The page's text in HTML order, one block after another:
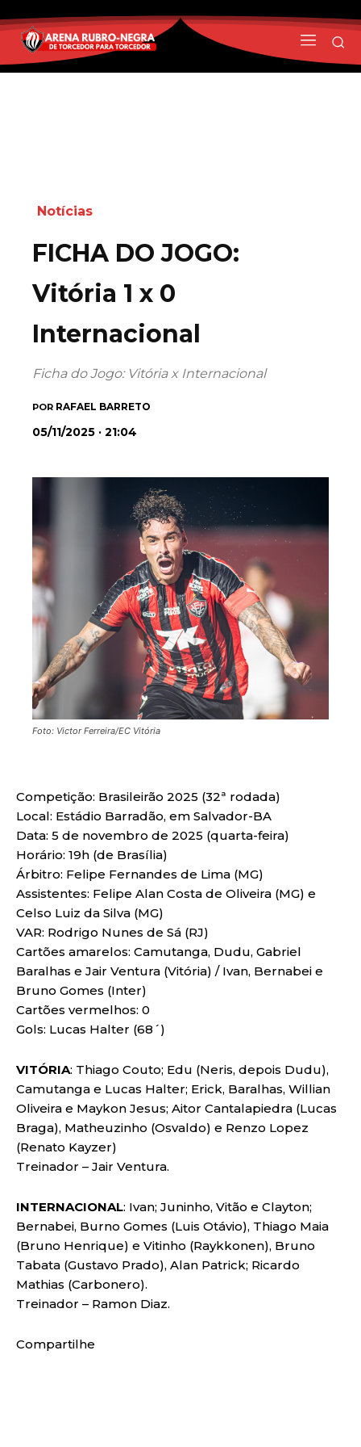
Notícias
FICHA DO JOGO:
Vitória 1 x 0
Internacional
Ficha do Jogo: Vitória x Internacional
POR RAFAEL BARRETO
05/11/2025 · 21:04
Foto: Victor Ferreira/EC Vitória
Competição: Brasileirão 2025 (32ª rodada)
Local: Estádio Barradão, em Salvador-BA
Data: 5 de novembro de 2025 (quarta-feira)
Horário: 19h (de Brasília)
Árbitro: Felipe Fernandes de Lima (MG)
Assistentes: Felipe Alan Costa de Oliveira (MG) e
Celso Luiz da Silva (MG)
VAR: Rodrigo Nunes de Sá (RJ)
Cartões amarelos: Camutanga, Dudu, Gabriel
Baralhas e Jair Ventura (Vitória) / Ivan, Bernabei e
Bruno Gomes (Inter)
Cartões vermelhos: 0
Gols: Lucas Halter (68´)
VITÓRIA: Thiago Couto; Edu (Neris, depois Dudu),
Camutanga e Lucas Halter; Erick, Baralhas, Willian
Oliveira e Maykon Jesus; Aitor Cantalapiedra (Lucas
Braga), Matheuzinho (Osvaldo) e Renzo Lopez
(Renato Kayzer)
Treinador – Jair Ventura.
INTERNACIONAL: Ivan; Juninho, Vitão e Clayton;
Bernabei, Burno Gomes (Luis Otávio), Thiago Maia
(Bruno Henrique) e Vitinho (Raykkonen), Bruno
Tabata (Gustavo Prado), Alan Patrick; Ricardo
Mathias (Carbonero).
Treinador – Ramon Diaz.
Compartilhe